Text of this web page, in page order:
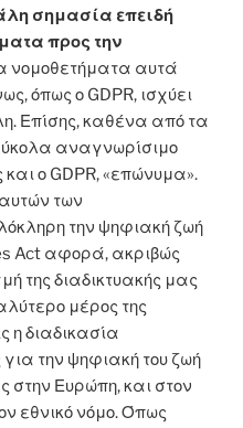
σημασία επειδή
προς την
νομοθετήματα αυτά
όπως ο GDPR, ισχύει
Επίσης, καθένα από τα
αναγνωρίσιμο
ο GDPR, «επώνυμα».
των
την ψηφιακή ζωή
Act αφορά, ακριβώς
της διαδικτυακής μας
μέρος της
η διαδικασία
την ψηφιακή του ζωή
Ευρώπη, και στον
εθνικό νόμο. Όπως